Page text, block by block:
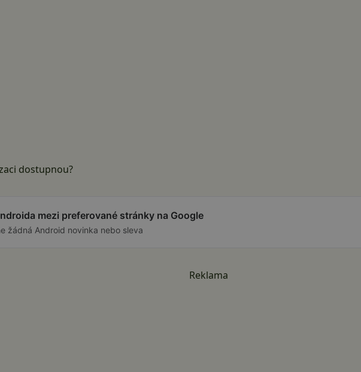
dostupnou?
mezi preferované stránky na Google
žádná Android novinka nebo sleva
Reklama